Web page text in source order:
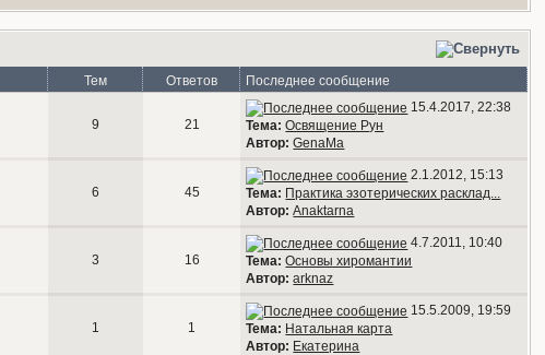
Тем Ответов
Последнее сообщение
9 21
15.4.2017, 22:38
Тема: Освящение Рун
Автор: GenaMa
6 45
2.1.2012, 15:13
Тема: Практика эзотерических расклад...
Автор: Anaktarna
3 16
4.7.2011, 10:40
Тема: Основы хиромантии
Автор: arknaz
1 1
15.5.2009, 19:59
Тема: Натальная карта
Автор: Екатерина